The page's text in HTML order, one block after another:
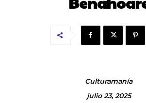
Culturamanía
julio 23, 2025